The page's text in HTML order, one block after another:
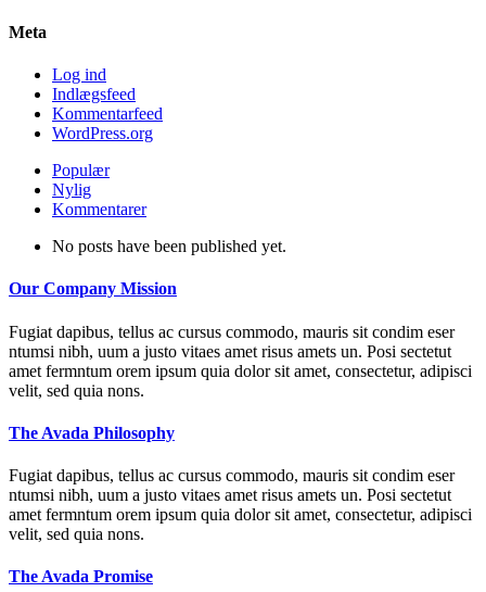
Meta
Log ind
Indlægsfeed
Kommentarfeed
WordPress.org
Populær
Nylig
Kommentarer
No posts have been published yet.
Our Company Mission
Fugiat dapibus, tellus ac cursus commodo, mauris sit condim eser
ntumsi nibh, uum a justo vitaes amet risus amets un. Posi sectetut
amet fermntum orem ipsum quia dolor sit amet, consectetur, adipisci
velit, sed quia nons.
The Avada Philosophy
Fugiat dapibus, tellus ac cursus commodo, mauris sit condim eser
ntumsi nibh, uum a justo vitaes amet risus amets un. Posi sectetut
amet fermntum orem ipsum quia dolor sit amet, consectetur, adipisci
velit, sed quia nons.
The Avada Promise